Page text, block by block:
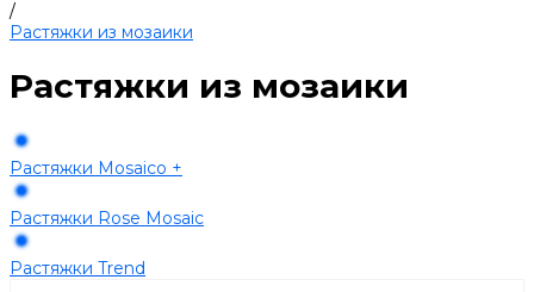
/
Растяжки из мозаики
Растяжки из мозаики
Растяжки Mosaico +
Растяжки Rose Mosaic
Растяжки Trend